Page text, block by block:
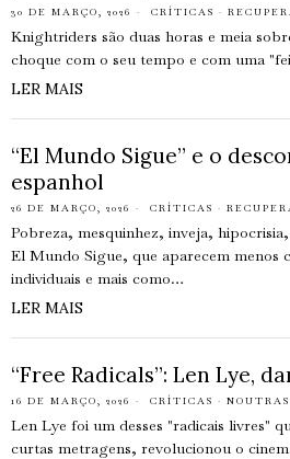
30 DE MARÇO, 2026 CRÍTICAS ·
Knightriders são duas horas e meia
choque com o seu tempo e com uma
LER MAIS
“El Mundo Sigue” e o
espanhol
26 DE MARÇO, 2026 CRÍTICAS ·
Pobreza, mesquinhez, inveja,
El Mundo Sigue, que aparecem menos
individuais e mais como…
LER MAIS
“Free Radicals”: Len Lye,
16 DE MARÇO, 2026 CRÍTICAS ·
Len Lye foi um desses "radicais livres"
curtas metragens, revolucionou o